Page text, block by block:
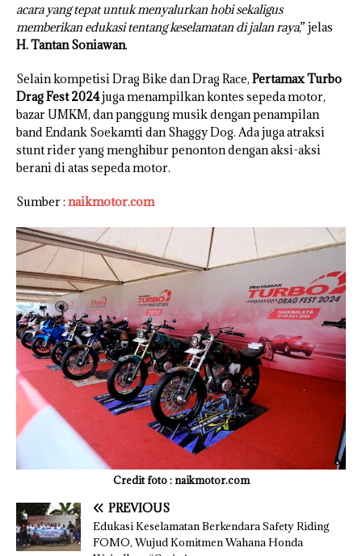
acara yang tepat untuk menyalurkan hobi sekaligus
memberikan edukasi tentang keselamatan di jalan raya,” jelas
H. Tantan Soniawan.
Selain kompetisi Drag Bike dan Drag Race, Pertamax Turbo
Drag Fest 2024juga menampilkan kontes sepeda motor,
bazar UMKM, dan panggung musik dengan penampilan
band Endank Soekamti dan Shaggy Dog. Ada juga atraksi
stunt rider yang menghibur penonton dengan aksi-aksi
berani di atas sepeda motor.
Sumber : naikmotor.com
Credit foto : naikmotor.com
PREVIOUS
Edukasi Keselamatan Berkendara Safety Riding
FOMO, Wujud Komitmen Wahana Honda